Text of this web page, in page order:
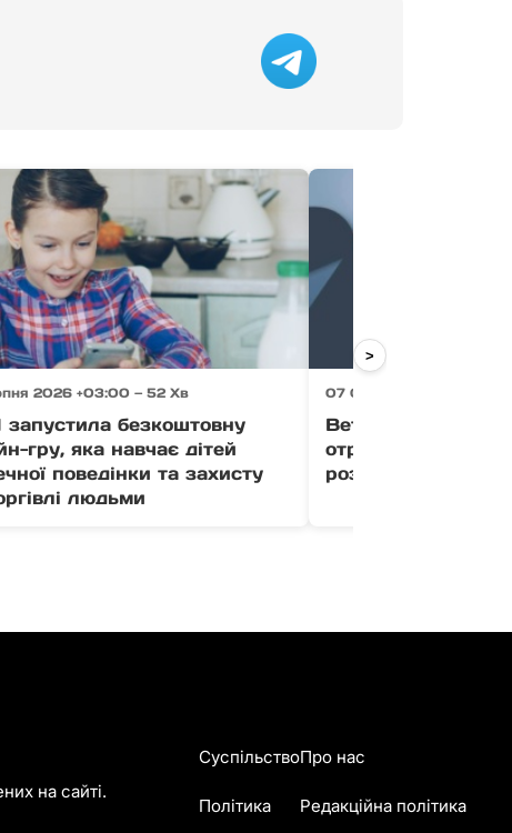
2026 +03:00 — 52 Хв
безкоштовну
гру, яка навчає дітей
поведінки та захисту
людьми
07 Серпня 2026 +03:00
Ветерани
отримати до 1 млн
розвиток бізнесу
>
на сайті.
Суспільство
Політика
Про нас
Редакційна політика